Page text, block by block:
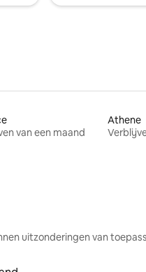
van een maand
Athene
uitzonderingen van